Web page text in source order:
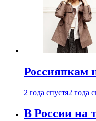
Россиянкам
2 года спустя2 года
В России на